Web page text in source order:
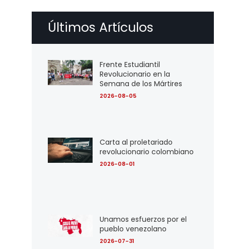
Últimos Artículos
Frente Estudiantil
Revolucionario en la
Semana de los Mártires
2026-08-05
Carta al proletariado
revolucionario colombiano
2026-08-01
Unamos esfuerzos por el
pueblo venezolano
2026-07-31